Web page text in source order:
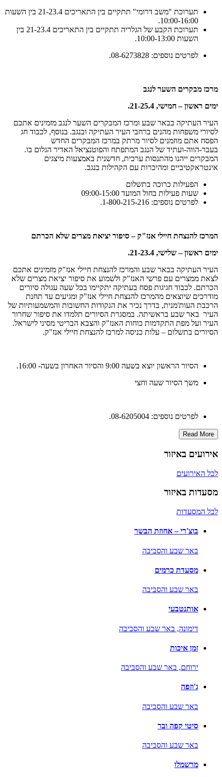
תערוכת "משב דרומי" תתקיים בין התאריכים 21-23.4 בין השעות
10:00-16:00.
תערוכת הקבע של הגלריה תתקיים בין התאריכים 21-23.4 בין
השעות 10:00-13:00.
לפרטים נוספים: 08-6273828.
מרכז מבקרים השער לנגב
ימים ראשון – חמישי, 21-25.4.
העיר העתיקה בבאר שבע ומרכז המבקרים השער לנגב מזמינים אתכם
לסיורי משפחות מהנים ברחבי העיר העתיקה ובנגב. בנוסף, לכבוד חג
הפסח אתם מוזמנים לסיור מרתק במרכז המבקרים החדש
בעבר-הווה-ועתיד של הנגב המתפתח והפוטנציאל האדיר הגלום בו.
המבקרים ייהנו מהתנסות ערכית, חדשנית באמצעות מיצגים
אינטראקטיביים ומהיכרות עם הקהילות בנגב.
הפעילות כרוכה בתשלום
שעות פעילות בחול המועד 09:00-15:00
לפרטים נוספים: 1-800-215-216.
המרכז להנצחת חיילי אנז"ק – סיפור יציאת מצרים שלא הכרתם
ימים ראשון – שלישי, 21-23.4.
העיר העתיקה בבאר שבע והמרכז להנצחת חיילי אנז"ק מזמינים אתכם
לצאת ממצרים עם פרשי האנז"ק ולשמוע את סיפור יציאת מצרים שלא
הכרתם. לכבוד חגיגות פסח בעתיקה יתקיימו בכל שעה עגולה סיורים
מודרכים שיוצאים מהמרכז להנצחת חיילי אנז"ק ומגיעים עד תחנת
הרכבת העות'מנית, בדרך נכיר את הנקודות החשובות והמשמעותיות של
העיר באר שבע בראשיתה. במסגרת הסיורים תלמדו את סיפור שחרור
העיר ועל מפת התקדמות כוחות האנז"ק והצבא הבריטי מסיני לישראל.
הסיורים בתשלום – עלות כניסה למרכז להנצחת חיילי אנז"ק.
הסיור הראשון יוצא בשעה 9:00 והסיור האחרון בשעה- 16:00.
משך הסיור שעה וחצי
לפרטים נוספים: 08-6205004.
Read More
אירועים באיזור
לכל האירועים
מסעדות באיזור
לכל המסעדות
בוצ'רי – אחוזת הבשר
באר שבע והסביבה
מסעדת כרמים
באר שבע והסביבה
אותנטבעי
דימונה, באר שבע והסביבה
זמן איכות
ירוחם, באר שבע והסביבה
ג'וזפה
באר שבע והסביבה
סיטי קפה ובר
באר שבע והסביבה
מרשמלו